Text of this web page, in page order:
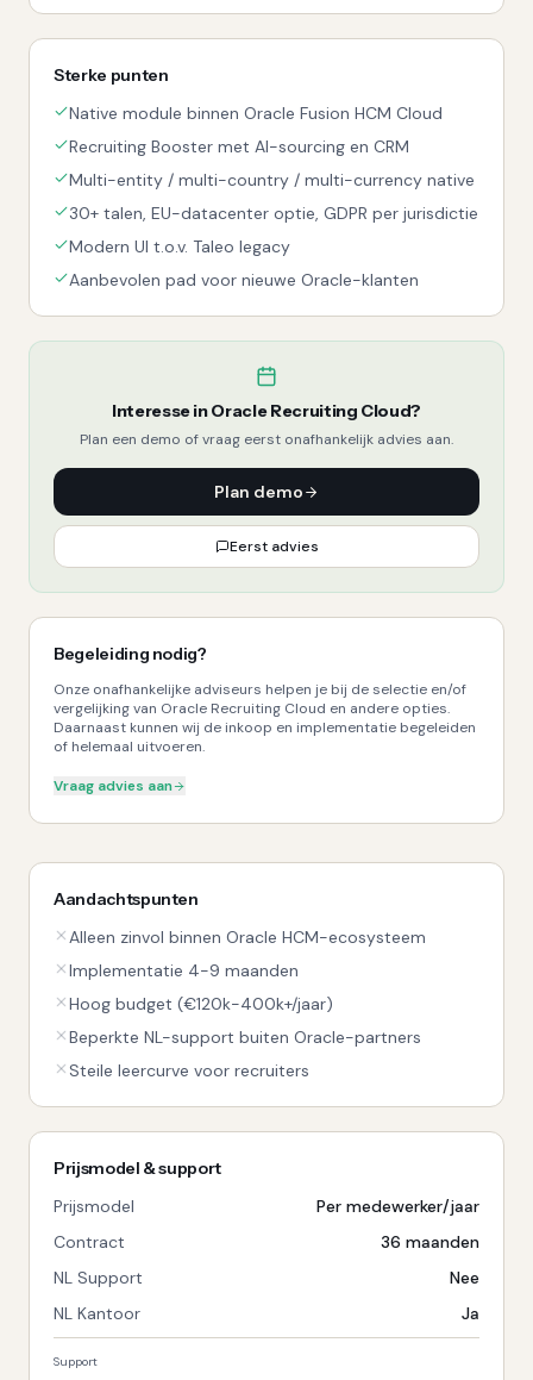
Sterke punten
Native module binnen Oracle Fusion HCM Cloud
Recruiting Booster met AI-sourcing en CRM
Multi-entity / multi-country / multi-currency native
30+ talen, EU-datacenter optie, GDPR per jurisdictie
Modern UI t.o.v. Taleo legacy
Aanbevolen pad voor nieuwe Oracle-klanten
Interesse inOracle Recruiting Cloud?
Plan een demo of vraag eerst onafhankelijk advies aan.
Plan demo
Eerst advies
Begeleiding nodig?
Onze onafhankelijke adviseurs helpen je bij de selectie en/of
vergelijking van Oracle Recruiting Cloud en andere opties.
Daarnaast kunnen wij de inkoop en implementatie begeleiden
of helemaal uitvoeren.
Vraag advies aan
Aandachtspunten
Alleen zinvol binnen Oracle HCM-ecosysteem
Implementatie 4-9 maanden
Hoog budget (€120k-400k+/jaar)
Beperkte NL-support buiten Oracle-partners
Steile leercurve voor recruiters
Prijsmodel & support
Prijsmodel
Per medewerker/jaar
Contract
36 maanden
NL Support
Nee
NL Kantoor
Ja
Support